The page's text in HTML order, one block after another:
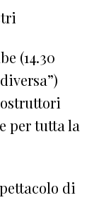
(14.30
per tutta la
di